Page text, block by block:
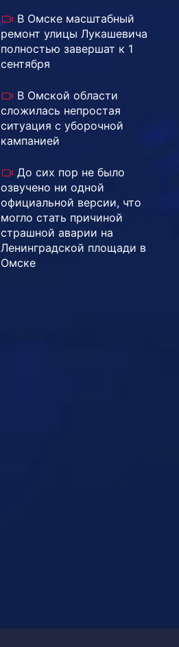
В Омске масштабный
ремонт улицы Лукашевича
полностью завершат к 1
сентября
В Омской области
сложилась непростая
ситуация с уборочной
кампанией
До сих пор не было
озвучено ни одной
официальной версии, что
могло стать причиной
страшной аварии на
Ленинградской площади в
Омске